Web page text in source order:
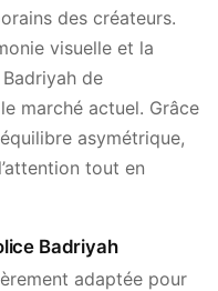
des créateurs.
visuelle et la
de
marché actuel. Grâce
asymétrique,
tout en
Badriyah
adaptée pour